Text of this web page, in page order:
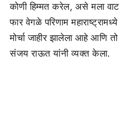
कोणी हिम्मत करेल, असे मला
फार वेगळे परिणाम
मोर्चा जाहीर झालेला आहे आणि तो
संजय राऊत यांनी व्यक्त केला.